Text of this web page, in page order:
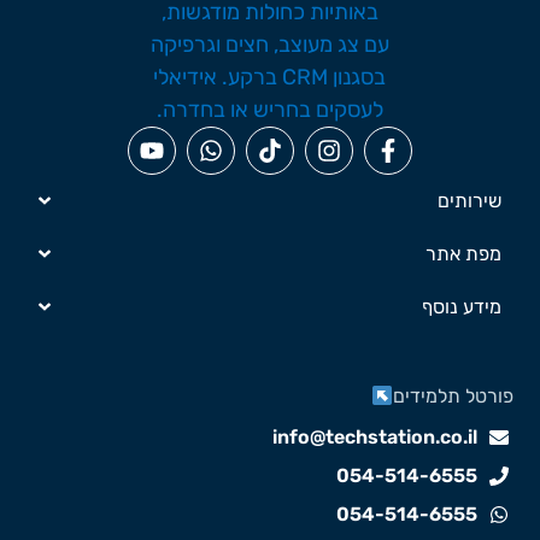
שירותים
מפת אתר
מידע נוסף
info@techstation.co.il
054-514-6555
054-514-6555
תלמידים